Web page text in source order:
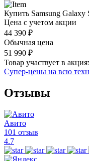
Купить Samsung
Цена с учетом акции
44 390 ₽
Обычная цена
51 990 ₽
Товар участвует в
Супер-цены на всю
Отзывы
Авито
101 отзыв
4.7